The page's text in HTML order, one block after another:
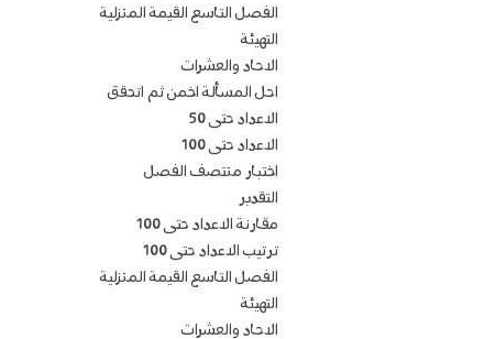
الفصل التاسع القيمة المنزلية
التهيئة
الاحاد والعشرات
احل المسألة اخمن ثم اتحقق
الاعداد حتى 50
الاعداد حتى 100
اختبار منتصف الفصل
التقدير
مقارنة الاعداد حتى 100
ترتيب الاعداد حتى 100
الفصل التاسع القيمة المنزلية
التهيئة
الاحاد والعشرات